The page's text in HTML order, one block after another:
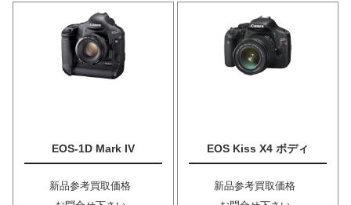
EOS-1D Mark IV
新品参考買取価格
EOS Kiss X4 ボディ
新品参考買取価格